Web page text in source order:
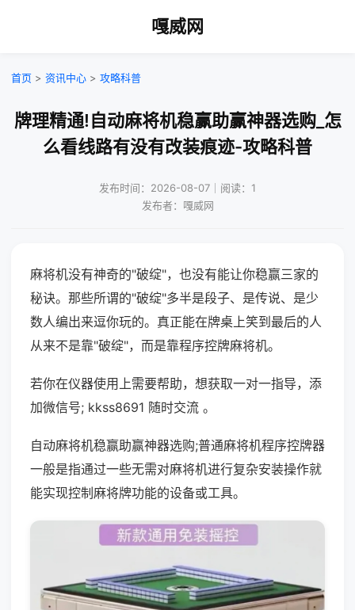
嘎威网
首页 > 资讯中心 > 攻略科普
牌理精通!自动麻将机稳赢助赢神器选购_怎
么看线路有没有改装痕迹-攻略科普
发布时间：2026-08-07｜阅读：1
发布者：嘎威网
麻将机没有神奇的"破绽"，也没有能让你稳赢三家的
秘诀。那些所谓的"破绽"多半是段子、是传说、是少
数人编出来逗你玩的。真正能在牌桌上笑到最后的人
从来不是靠"破绽"，而是靠程序控牌麻将机。
若你在仪器使用上需要帮助，想获取一对一指导，添
加微信号; kkss8691 随时交流 。
自动麻将机稳赢助赢神器选购;普通麻将机程序控牌器
一般是指通过一些无需对麻将机进行复杂安装操作就
能实现控制麻将牌功能的设备或工具。